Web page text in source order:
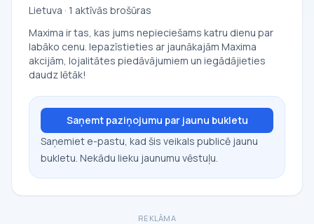
Lietuva · 1 aktīvās brošūras
Maxima ir tas, kas jums nepieciešams katru dienu par
labāko cenu. Iepazīstieties ar jaunākajām Maxima
akcijām, lojalitātes piedāvājumiem un iegādājieties
daudz lētāk!
Saņemt paziņojumu par jaunu bukletu
Saņemiet e-pastu, kad šis veikals publicē jaunu
bukletu. Nekādu lieku jaunumu vēstuļu.
REKLĀMA